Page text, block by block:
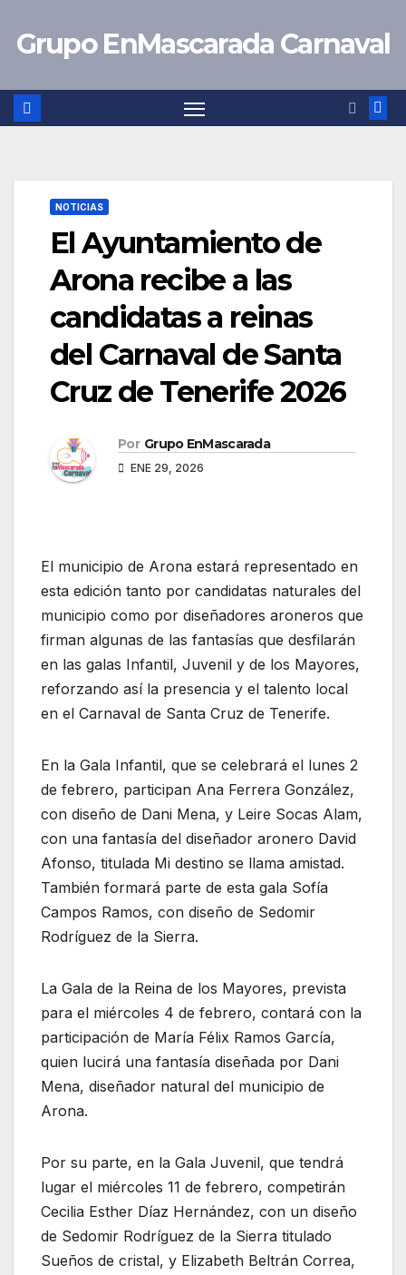
Grupo EnMascarada Carnaval
NOTICIAS
El Ayuntamiento de
Arona recibe a las
candidatas a reinas
del Carnaval de Santa
Cruz de Tenerife 2026
Por Grupo EnMascarada
ENE 29, 2026
El municipio de Arona estará representado en
esta edición tanto por candidatas naturales del
municipio como por diseñadores aroneros que
firman algunas de las fantasías que desfilarán
en las galas Infantil, Juvenil y de los Mayores,
reforzando así la presencia y el talento local
en el Carnaval de Santa Cruz de Tenerife.
En la Gala Infantil, que se celebrará el lunes 2
de febrero, participan Ana Ferrera González,
con diseño de Dani Mena, y Leire Socas Alam,
con una fantasía del diseñador aronero David
Afonso, titulada Mi destino se llama amistad.
También formará parte de esta gala Sofía
Campos Ramos, con diseño de Sedomir
Rodríguez de la Sierra.
La Gala de la Reina de los Mayores, prevista
para el miércoles 4 de febrero, contará con la
participación de María Félix Ramos García,
quien lucirá una fantasía diseñada por Dani
Mena, diseñador natural del municipio de
Arona.
Por su parte, en la Gala Juvenil, que tendrá
lugar el miércoles 11 de febrero, competirán
Cecilia Esther Díaz Hernández, con un diseño
de Sedomir Rodríguez de la Sierra titulado
Sueños de cristal, y Elizabeth Beltrán Correa,